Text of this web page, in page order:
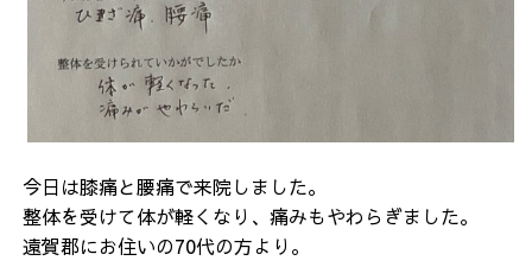
今日は膝痛と腰痛で来院しました。
整体を受けて体が軽くなり、痛みもやわらぎました。
遠賀郡にお住いの70代の方より。